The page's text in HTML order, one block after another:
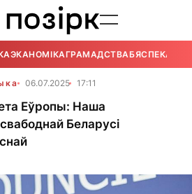
ЭКАНОМІКАГРАМАДСТВАБЯСПЕКА
06.07.2025 17:11
Еўропы: Наша
Беларусі